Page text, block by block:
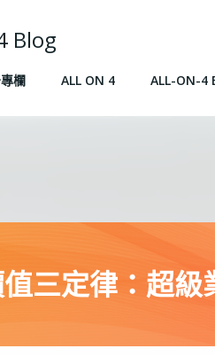
Blog
欄 ALL ON 4 ALL-ON-4
三定律：超級